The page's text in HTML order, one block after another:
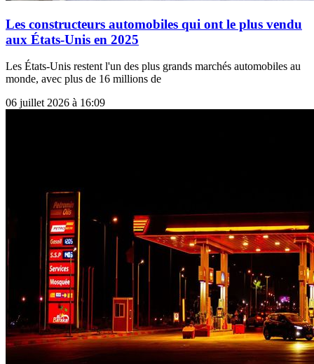
Les constructeurs automobiles qui ont le plus vendu
aux États-Unis en 2025
Les États-Unis restent l'un des plus grands marchés automobiles au
monde, avec plus de 16 millions de
06 juillet 2026 à 16:09